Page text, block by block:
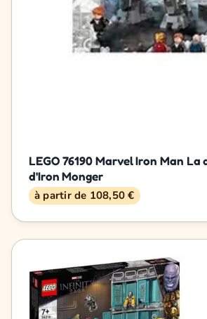
LEGO 76190 Marvel Iron Man
d'Iron Monger
à partir de 108,50 €